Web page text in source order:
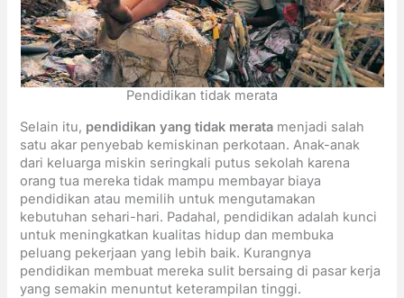
Pendidikan tidak merata
Selain itu, pendidikan yang tidak merata menjadi salah
satu akar penyebab kemiskinan perkotaan. Anak-anak
dari keluarga miskin seringkali putus sekolah karena
orang tua mereka tidak mampu membayar biaya
pendidikan atau memilih untuk mengutamakan
kebutuhan sehari-hari. Padahal, pendidikan adalah kunci
untuk meningkatkan kualitas hidup dan membuka
peluang pekerjaan yang lebih baik. Kurangnya
pendidikan membuat mereka sulit bersaing di pasar kerja
yang semakin menuntut keterampilan tinggi.